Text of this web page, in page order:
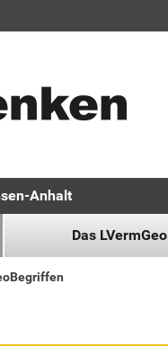
Anhalt
Das LVermGeo